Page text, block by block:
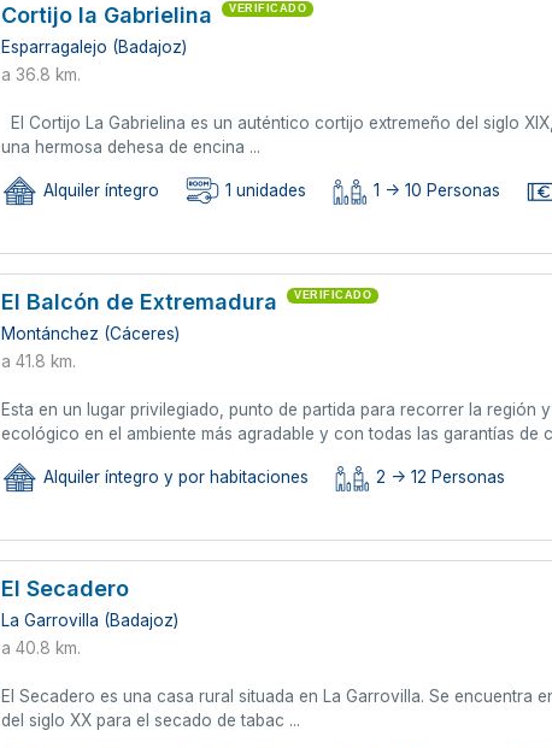
Cortijo la Gabrielina VERIFICADO
Esparragalejo (Badajoz)
a 36.8 km.
El Cortijo La Gabrielina es un auténtico cortijo extremeño del siglo
una hermosa dehesa de encina ...
Alquiler íntegro 1 unidades 1 -> 10 Personas
El Balcón de Extremadura VERIFICADO
Montánchez (Cáceres)
a 41.8 km.
Esta en un lugar privilegiado, punto de partida para recorrer la región
ecológico en el ambiente más agradable y con todas las garantías
Alquiler íntegro y por habitaciones 2 -> 12 Personas
El Secadero
La Garrovilla (Badajoz)
a 40.8 km.
El Secadero es una casa rural situada en La Garrovilla. Se encuentra
del siglo XX para el secado de tabac ...